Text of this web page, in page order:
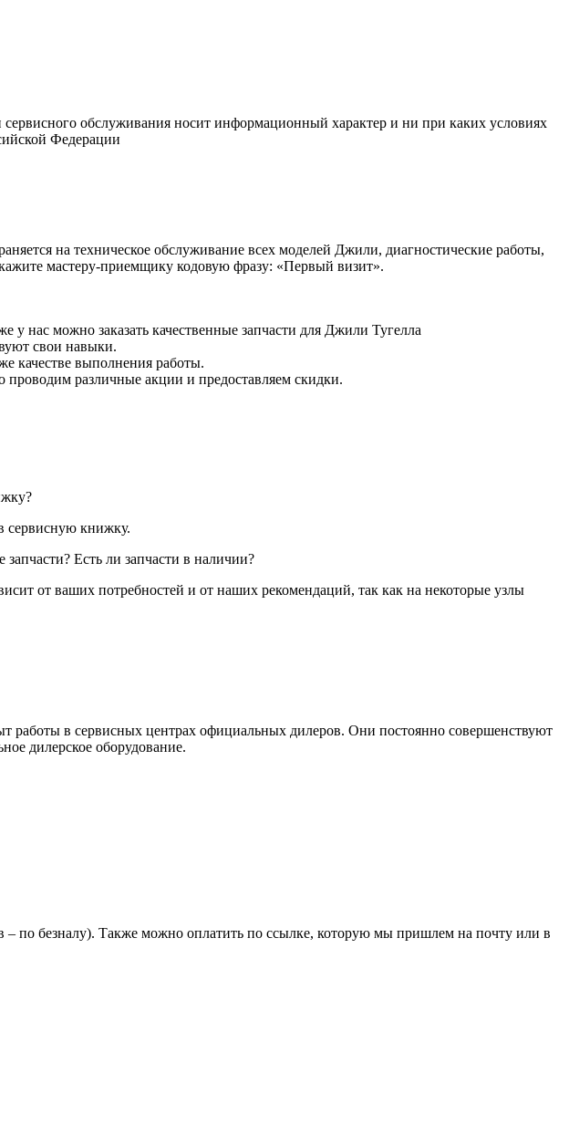
обслуживания носит информационный характер и ни при каких условиях
Федерации
на техническое обслуживание всех моделей Джили, диагностические работы,
мастеру-приемщику кодовую фразу: «Первый визит».
нас можно заказать качественные запчасти для Джили Тугелла
свои навыки.
качестве выполнения работы.
различные акции и предоставляем скидки.
сервисную книжку.
Есть ли запчасти в наличии?
от ваших потребностей и от наших рекомендаций, так как на некоторые узлы
в сервисных центрах официальных дилеров. Они постоянно совершенствуют
дилерское оборудование.
– по безналу). Также можно оплатить по ссылке, которую мы пришлем на почту или в